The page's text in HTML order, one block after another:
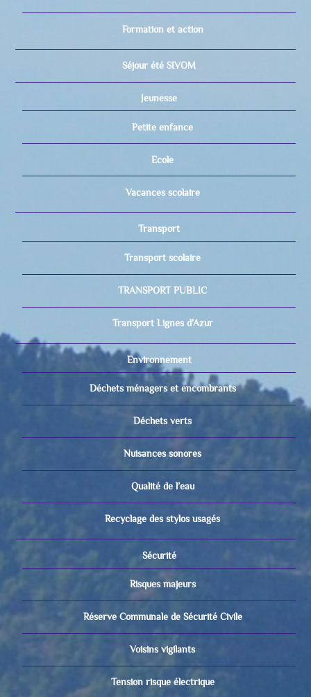
Formation et action
Séjour été SIVOM
Jeunesse
Petite enfance
Ecole
Vacances scolaire
Transport
Transport scolaire
TRANSPORT PUBLIC
Transport Lignes d’Azur
Environnement
Déchets ménagers et encombrants
Déchets verts
Nuisances sonores
Qualité de l’eau
Recyclage des stylos usagés
Sécurité
Risques majeurs
Réserve Communale de Sécurité Civile
Voisins vigilants
Tension risque électrique